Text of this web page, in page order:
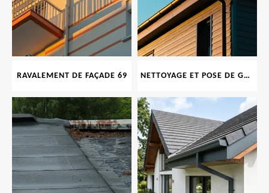
RAVALEMENT DE FAÇADE 69 NETTOYAGE ET POSE DE GOUTTIÈRE 69